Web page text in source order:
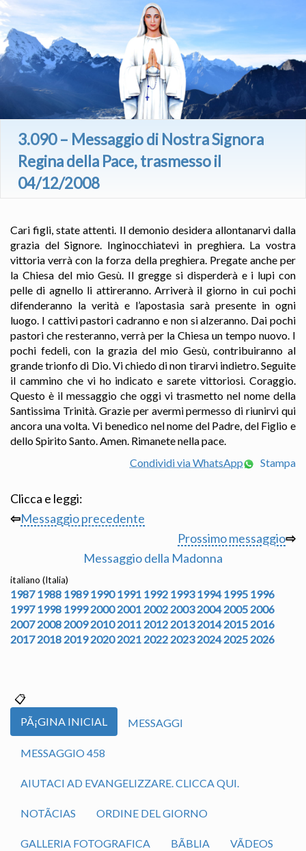
3.090 – Messaggio di Nostra Signora
Regina della Pace, trasmesso il
04/12/2008
Cari figli, state attenti. Il demonio desidera allontanarvi dalla
grazia del Signore. Inginocchiatevi in preghiera. La vostra
vittoria verrà con la forza della preghiera. Pregate anche per
la Chiesa del mio Gesù. Il gregge si disperderà e i lupi con
pelle di agnello li attireranno. Arriverà il giorno in cui pochi
difenderanno la verità e l’apostasia sarà presente in ogni
luogo. I cattivi pastori cadranno e non si alzeranno. Dai pochi
pastori che resteranno, verrà per la Chiesa un tempo nuovo. I
pochi fedeli, con la grazia del mio Gesù, contribuiranno al
grande trionfo di Dio. Vi chiedo di non tirarvi indietro. Seguite
il cammino che vi ho indicato e sarete vittoriosi. Coraggio.
Questo è il messaggio che oggi vi trasmetto nel nome della
Santissima Trinità. Grazie per avermi permesso di riunirvi qui
ancora una volta. Vi benedico nel nome del Padre, del Figlio e
dello Spirito Santo. Amen. Rimanete nella pace.
Condividi via WhatsApp
Stampa
Clicca e leggi:
⇦Messaggio precedente
Prossimo messaggio⇨
Messaggio della Madonna
italiano (Italia)
1987 1988 1989 1990 1991 1992 1993 1994 1995 1996
1997 1998 1999 2000 2001 2002 2003 2004 2005 2006
2007 2008 2009 2010 2011 2012 2013 2014 2015 2016
2017 2018 2019 2020 2021 2022 2023 2024 2025 2026
PÃ¡GINA INICIAL MESSAGGI
MESSAGGIO 458
AIUTACI AD EVANGELIZZARE. CLICCA QUI.
NOTÃ­CIAS ORDINE DEL GIORNO
GALLERIA FOTOGRAFICA BÃ­BLIA VÃ­DEOS